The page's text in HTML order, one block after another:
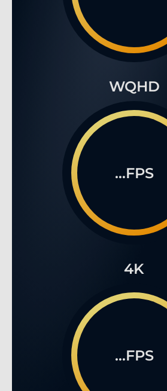
WQHD
...FPS
4K
...FPS